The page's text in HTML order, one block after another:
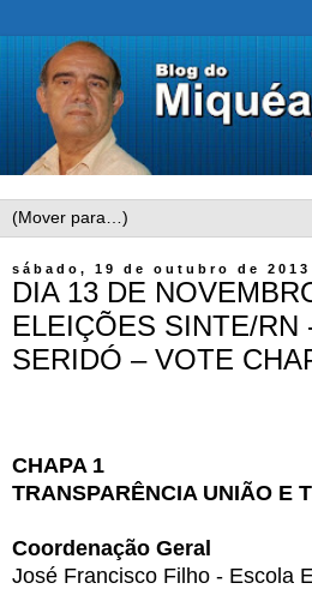
sábado, 19 de outubro de 2013
DIA 13 DE
ELEIÇÕES SINTE/RN
SERIDÓ – VOTE
CHAPA 1
TRANSPARÊNCIA UNIÃO E
Coordenação Geral
José Francisco Filho - Escola